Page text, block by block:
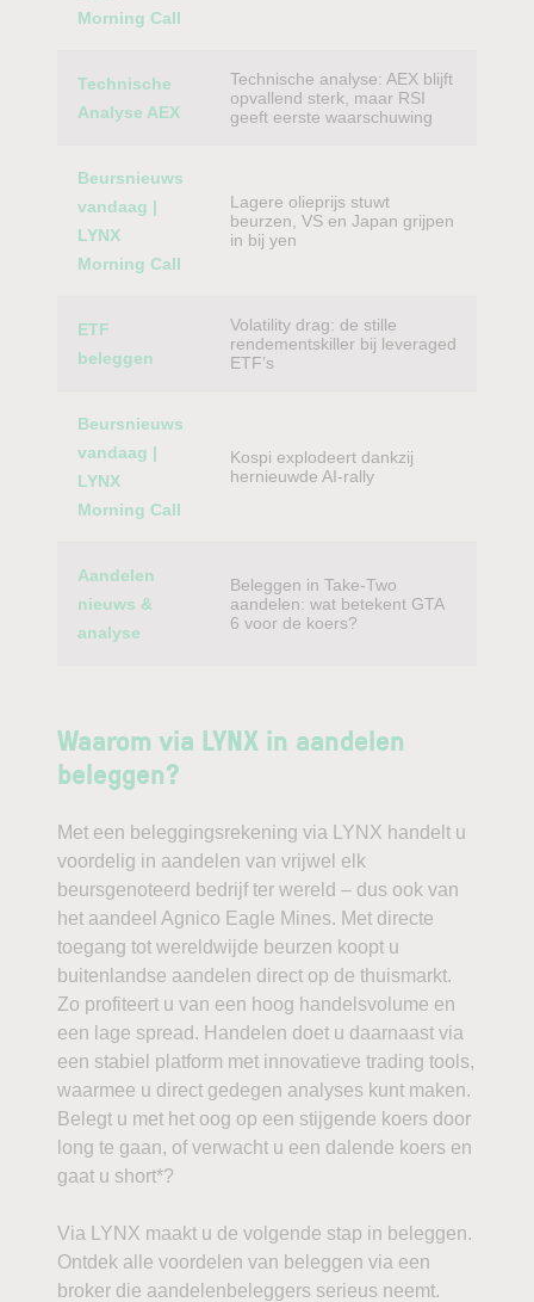
Morning Call
Technische
Analyse AEX
Technische analyse: AEX blijft
opvallend sterk, maar RSI
geeft eerste waarschuwing
Beursnieuws
vandaag |
LYNX
Morning Call
Lagere olieprijs stuwt
beurzen, VS en Japan grijpen
in bij yen
ETF
beleggen
Volatility drag: de stille
rendementskiller bij leveraged
ETF’s
Beursnieuws
vandaag |
LYNX
Morning Call
Kospi explodeert dankzij
hernieuwde AI-rally
Aandelen
nieuws &
analyse
Beleggen in Take-Two
aandelen: wat betekent GTA
6 voor de koers?
Waarom via LYNX in aandelen
beleggen?
Met een beleggingsrekening via LYNX handelt u
voordelig in aandelen van vrijwel elk
beursgenoteerd bedrijf ter wereld – dus ook van
het aandeel Agnico Eagle Mines. Met directe
toegang tot wereldwijde beurzen koopt u
buitenlandse aandelen direct op de thuismarkt.
Zo profiteert u van een hoog handelsvolume en
een lage spread. Handelen doet u daarnaast via
een stabiel platform met innovatieve trading tools,
waarmee u direct gedegen analyses kunt maken.
Belegt u met het oog op een stijgende koers door
long te gaan, of verwacht u een dalende koers en
gaat u short*?
Via LYNX maakt u de volgende stap in beleggen.
Ontdek alle voordelen van beleggen via een
broker die aandelenbeleggers serieus neemt.